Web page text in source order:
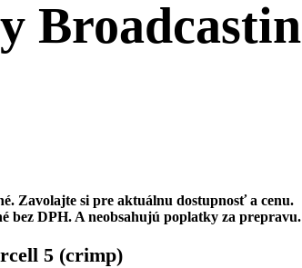
Zavolajte si pre aktuálnu dostupnosť a cenu.
bez DPH. A neobsahujú poplatky za prepravu.
5 (crimp)